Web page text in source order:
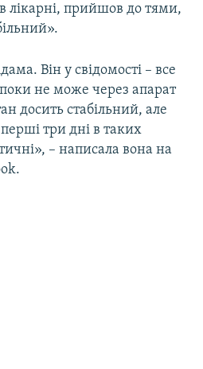
лікарні, прийшов до тями,
Він у свідомості – все
не може через апарат
досить стабільний, але
три дні в таких
– написала вона на